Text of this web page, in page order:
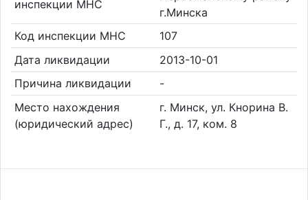
инспекции МНС
г.Минска
Код инспекции МНС
107
Дата ликвидации
2013-10-01
Причина ликвидации
-
Место нахождения
(юридический адрес)
г. Минск, ул. Кнорина В.
Г., д. 17, ком. 8